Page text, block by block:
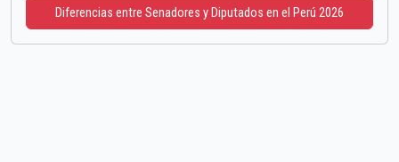
Diferencias entre Senadores y Diputados en el Perú 2026